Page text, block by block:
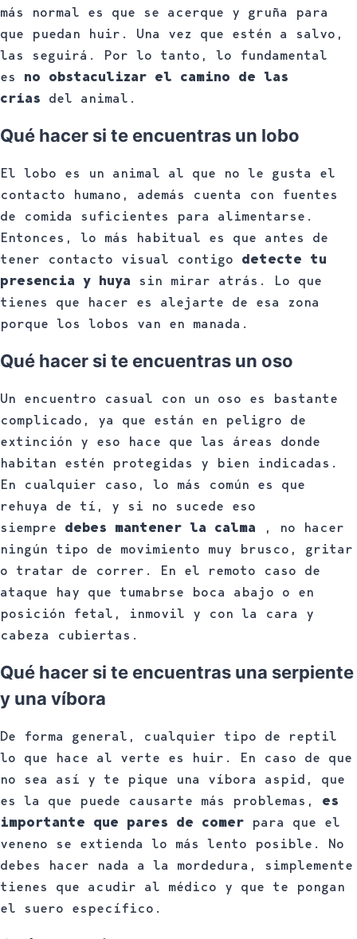
más normal es que se acerque y gruña para
que puedan huir. Una vez que estén a salvo,
las seguirá. Por lo tanto, lo fundamental
es no obstaculizar el camino de las
crías del animal.
Qué hacer si te encuentras un lobo
El lobo es un animal al que no le gusta el
contacto humano, además cuenta con fuentes
de comida suficientes para alimentarse.
Entonces, lo más habitual es que antes de
tener contacto visual contigo detecte tu
presencia y huya sin mirar atrás. Lo que
tienes que hacer es alejarte de esa zona
porque los lobos van en manada.
Qué hacer si te encuentras un oso
Un encuentro casual con un oso es bastante
complicado, ya que están en peligro de
extinción y eso hace que las áreas donde
habitan estén protegidas y bien indicadas.
En cualquier caso, lo más común es que
rehuya de tí, y si no sucede eso
siempre debes mantener la calma , no hacer
ningún tipo de movimiento muy brusco, gritar
o tratar de correr. En el remoto caso de
ataque hay que tumabrse boca abajo o en
posición fetal, inmovil y con la cara y
cabeza cubiertas.
Qué hacer si te encuentras una serpiente
y una víbora
De forma general, cualquier tipo de reptil
lo que hace al verte es huir. En caso de que
no sea así y te pique una víbora aspid, que
es la que puede causarte más problemas, es
importante que pares de comer para que el
veneno se extienda lo más lento posible. No
debes hacer nada a la mordedura, simplemente
tienes que acudir al médico y que te pongan
el suero específico.